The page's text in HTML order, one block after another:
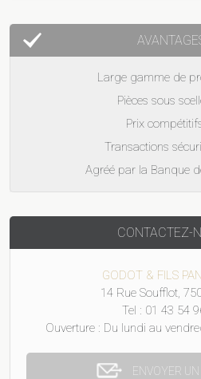
Large gamme de
Pièces sous
Prix
Transactions
Agréé par la Banque
CONTACTEZ-
GODOT & FILS
14 Rue Soufflot,
Tel : 01 43 54
Ouverture : Du lundi au
ENVOYER UN